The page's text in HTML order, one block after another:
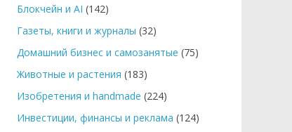
Блокчейн и AI (142)
Газеты, книги и журналы (32)
Домашний бизнес и самозанятые (75)
Животные и растения (183)
Изобретения и handmade (224)
Инвестиции, финансы и реклама (124)